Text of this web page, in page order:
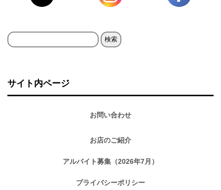
検
サイト内ページ
お問い合わせ
お店のご紹介
アルバイト募集（2026年7月）
プライバシーポリシー